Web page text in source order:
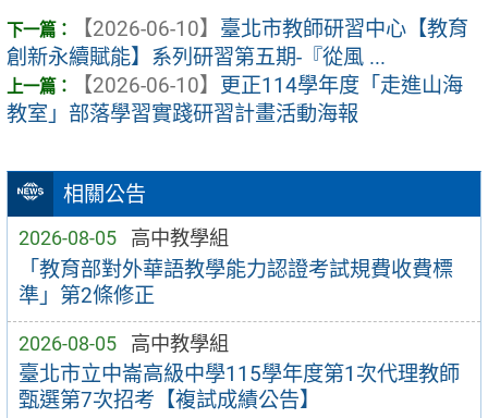
相關公告
2026-08-05 高中教學組
「教育部對外華語教學能力認證考試規費收費標
準」第2條修正
2026-08-05 高中教學組
臺北市立中崙高級中學115學年度第1次代理教師
甄選第7次招考【複試成績公告】
【2026-06-10】 臺北市教師研習中心【教育
創新永續賦能】系列研習第五期-『從風 ...
【2026-06-10】 更正114學年度「走進山海
教室」部落學習實踐研習計畫活動海報